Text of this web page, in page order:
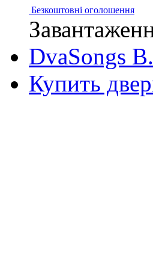
Безкоштовні оголошення
DvaSongs
Купить